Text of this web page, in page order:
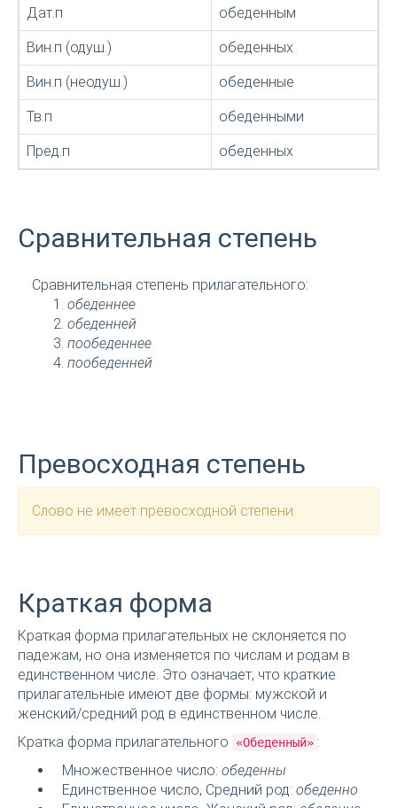
Дат.п обеденным
Вин.п (одуш.) обеденных
Вин.п (неодуш.) обеденные
Тв.п обеденными
Пред.п обеденных
Сравнительная степень
Сравнительная степень прилагательного:
обеденнее
обеденней
пообеденнее
пообеденней
Превосходная степень
Слово не имеет превосходной степени.
Краткая форма
Краткая форма прилагательных не склоняется по
падежам, но она изменяется по числам и родам в
единственном числе. Это означает, что краткие
прилагательные имеют две формы: мужской и
женский/средний род в единственном числе.
Кратка форма прилагательного
«Обеденный» :
Множественное число: обеденны
Единственное число, Средний род: обеденно